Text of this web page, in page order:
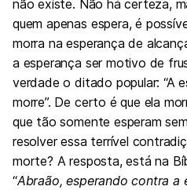
não existe. Não há certeza,
quem apenas espera, é
morra na esperança de
a esperança ser motivo de
verdade o ditado popular: “A
morre”. De certo é que ela
que tão somente esperam
resolver essa terrível
morte? A resposta, está na
“Abraão, esperando contra a